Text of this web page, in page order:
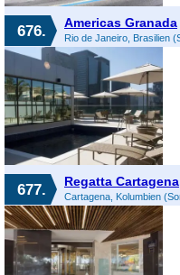
676. Americas Granada
677. Regatta Cartagena